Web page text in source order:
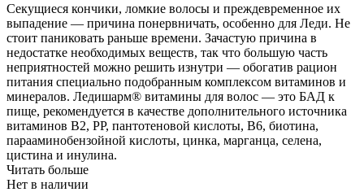
Секущиеся кончики, ломкие волосы и преждевременное их
выпадение — причина понервничать, особенно для Леди. Не
стоит паниковать раньше времени. Зачастую причина в
недостатке необходимых веществ, так что большую часть
неприятностей можно решить изнутри — обогатив рацион
питания специально подобранным комплексом витаминов и
минералов. Ледишарм® витамины для волос — это БАД к
пище, рекомендуется в качестве дополнительного источника
витаминов В2, РР, пантотеновой кислоты, В6, биотина,
парааминобензойной кислоты, цинка, марганца, селена,
цистина и инулина.
Читать больше
Нет в наличии